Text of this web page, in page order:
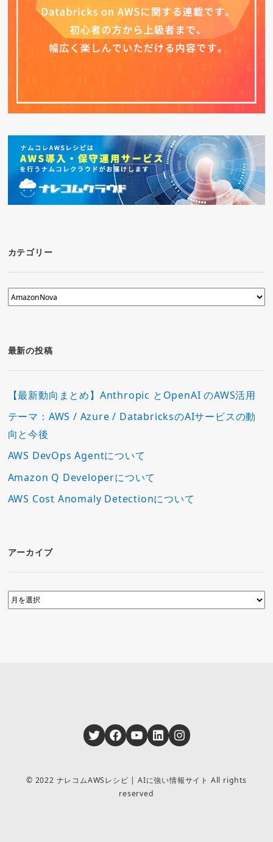
カテゴリー
カ
テ
ー
最新の投稿
【最新動向まとめ】Anthropic とOpenAI のAWS活用
テーマ：AWS / Azure / DatabricksのAIサービスの動
向と今後
AWS DevOps Agentについて
Amazon Q Developerについて
AWS Cost Anomaly Detectionについて
アーカイブ
Twitter Facebook YouTube LinkedIn Instagram
© 2022 ナレコムAWSレシピ | AIに強い情報サイト All rights
reserved